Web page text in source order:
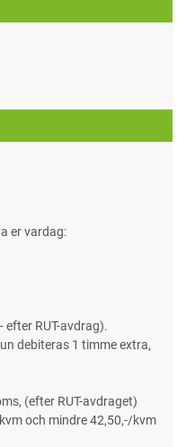
er vardag:
RUT-avdrag).
debiteras 1 timme extra,
(efter RUT-avdraget)
och mindre 42,50,-/kvm